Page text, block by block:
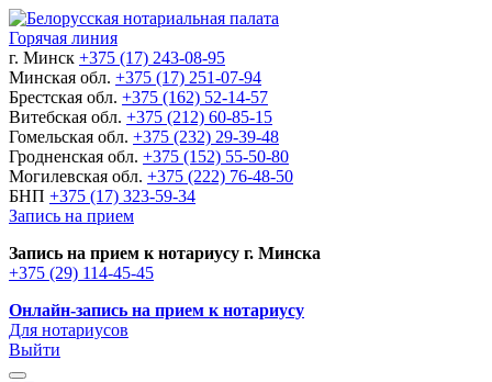
Горячая линия
г. Минск +375 (17) 243-08-95
Минская обл. +375 (17) 251-07-94
Брестская обл. +375 (162) 52-14-57
Витебская обл. +375 (212) 60-85-15
Гомельская обл. +375 (232) 29-39-48
Гродненская обл. +375 (152) 55-50-80
Могилевская обл. +375 (222) 76-48-50
БНП +375 (17) 323-59-34
Запись на прием
Запись на прием к нотариусу г. Минска
+375 (29) 114-45-45
Онлайн-запись на прием к нотариусу
Для нотариусов
Выйти